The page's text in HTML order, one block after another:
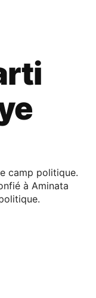
camp politique.
à Aminata